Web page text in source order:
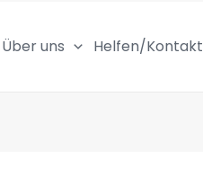
Über uns Helfen/Kontakt